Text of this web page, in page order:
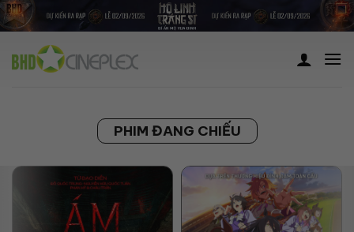
Skip
to
content
PHIM ĐANG CHIẾU